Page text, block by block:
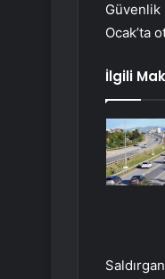
Güvenlik
Ocak’ta
İlgili